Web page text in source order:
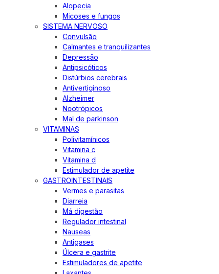
Alopecia
Micoses e fungos
SISTEMA NERVOSO
Convulsão
Calmantes e tranquilizantes
Depressão
Antipsicóticos
Distúrbios cerebrais
Antivertiginoso
Alzheimer
Nootrópicos
Mal de parkinson
VITAMINAS
Polivitamínicos
Vitamina c
Vitamina d
Estimulador de apetite
GASTROINTESTINAIS
Vermes e parasitas
Diarreia
Má digestão
Regulador intestinal
Nauseas
Antigases
Úlcera e gastrite
Estimuladores de apetite